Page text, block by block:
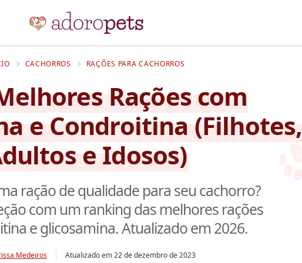
CACHORROS RAÇÕES PARA CACHORROS
Rações com
e Condroitina (Filhotes,
e Idosos)
ração de qualidade para seu cachorro?
com um ranking das melhores rações
e glicosamina. Atualizado em 2026.
Medeiros Atualizado em22 de dezembro de 2023